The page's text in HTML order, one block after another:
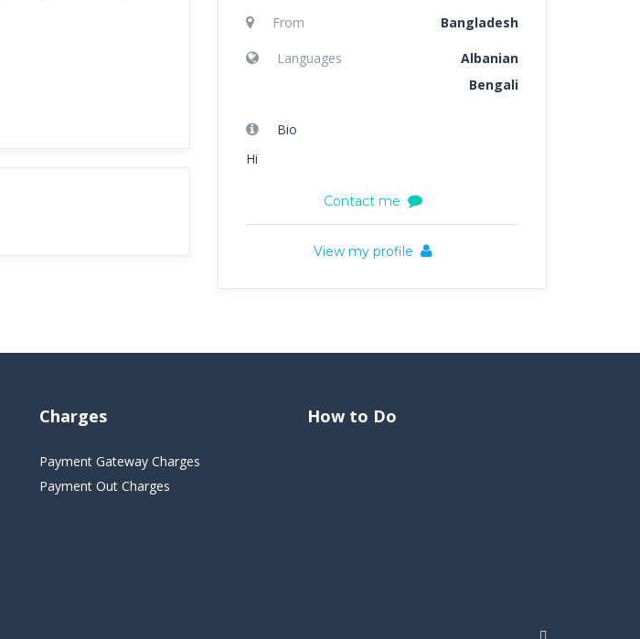
From Bangladesh
Languages
Albanian
Bengali
Bio
Hi
Contact me
View my profile
Charges
Payment Gateway Charges
Payment Out Charges
How to Do